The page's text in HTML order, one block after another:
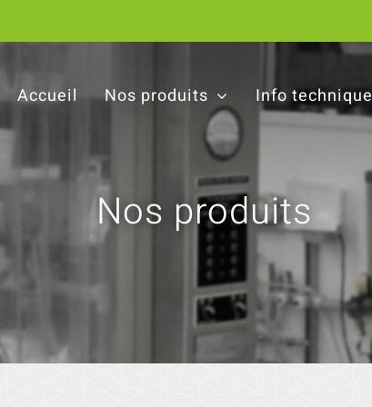
Accueil Nos produits Info technique
Nos produits